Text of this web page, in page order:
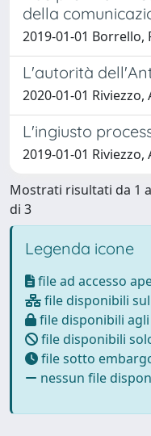
della
2019-01-01 Borrello,
L'autorità
2020-01-01
L'ingiusto
2019-01-01
Mostrati risultati da 1
di 3
Legenda icone
file ad accesso
file disponibili
file disponibili
file disponibili
file sotto
nessun file